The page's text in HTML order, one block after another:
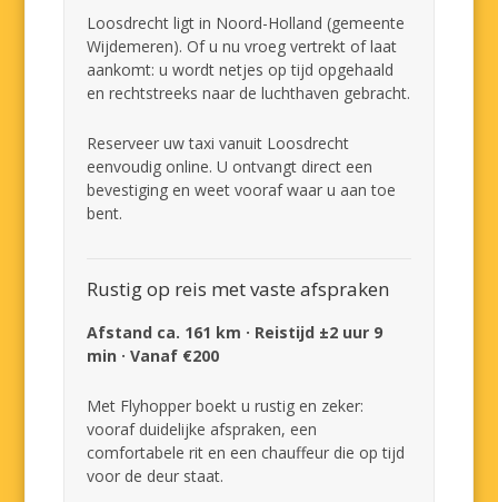
Loosdrecht ligt in Noord-Holland (gemeente
Wijdemeren). Of u nu vroeg vertrekt of laat
aankomt: u wordt netjes op tijd opgehaald
en rechtstreeks naar de luchthaven gebracht.
Reserveer uw taxi vanuit Loosdrecht
eenvoudig online. U ontvangt direct een
bevestiging en weet vooraf waar u aan toe
bent.
Rustig op reis met vaste afspraken
Afstand ca. 161 km · Reistijd ±2 uur 9
min · Vanaf €200
Met Flyhopper boekt u rustig en zeker:
vooraf duidelijke afspraken, een
comfortabele rit en een chauffeur die op tijd
voor de deur staat.